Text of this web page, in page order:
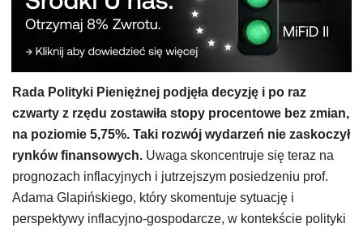
Rada Polityki Pieniężnej podjęła decyzję i po raz
czwarty z rzędu zostawiła stopy procentowe bez zmian,
na poziomie 5,75%. Taki rozwój wydarzeń nie zaskoczył
rynków finansowych. Uwaga skoncentruje się teraz na
prognozach inflacyjnych i jutrzejszym posiedzeniu prof.
Adama Glapińskiego, który skomentuje sytuację i
perspektywy inflacyjno-gospodarcze, w kontekście polityki